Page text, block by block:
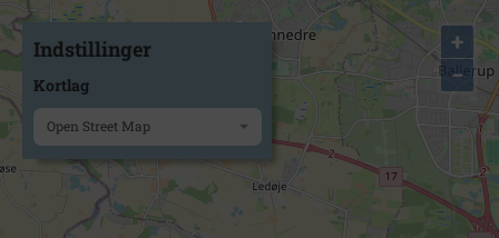
+
−
Indstillinger
Kortlag
Open Street Map